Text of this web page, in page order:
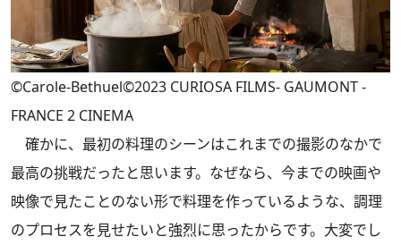
©Carole-Bethuel©2023 CURIOSA FILMS- GAUMONT -
FRANCE 2 CINEMA
確かに、最初の料理のシーンはこれまでの撮影のなかで
最高の挑戦だったと思います。なぜなら、今までの映画や
映像で見たことのない形で料理を作っているような、調理
のプロセスを見せたいと強烈に思ったからです。大変でし